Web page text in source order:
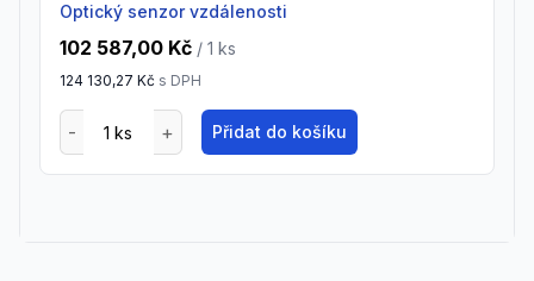
Optický senzor vzdálenosti
102 587,00 Kč / 1 ks
124 130,27 Kč s DPH
Přidat do košíku